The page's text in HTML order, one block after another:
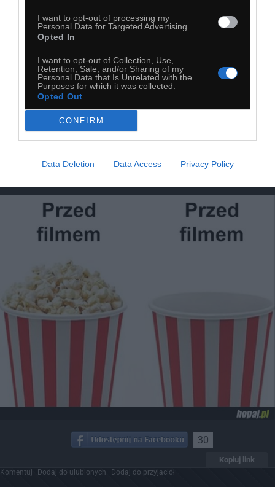
I want to opt-out of processing my
Personal Data for Targeted Advertising.
Opted In
I want to opt-out of Collection, Use,
Retention, Sale, and/or Sharing of my
Personal Data that Is Unrelated with the
Purposes for which it was collected.
Opted Out
CONFIRM
Data Deletion Data Access Privacy Policy
30
Kopiuj link
Komentuj Dodaj do ulubionych Dodaj do przyjaciół